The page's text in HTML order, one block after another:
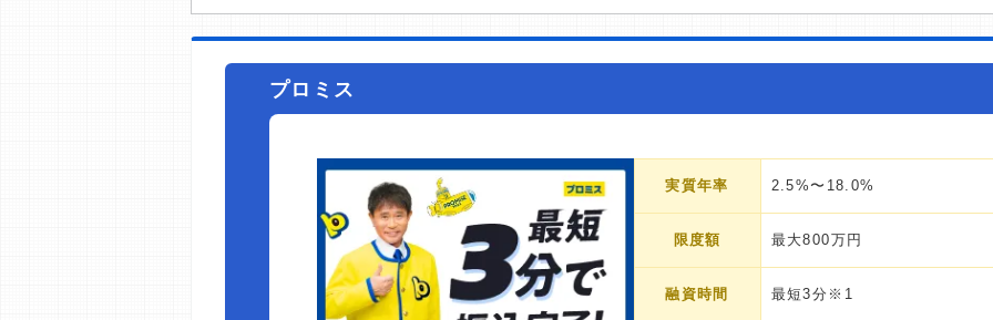
プロミス
実質年率 2.5%〜18.0%
限度額 最大800万円
融資時間 最短3分※1